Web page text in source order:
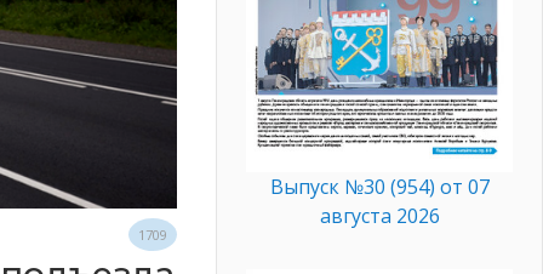
1709
Выпуск №30 (954) от 07
августа 2026